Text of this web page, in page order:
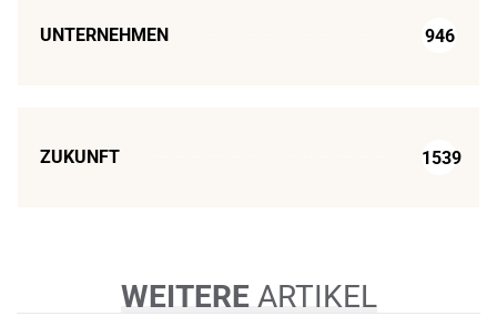
UNTERNEHMEN 946
ZUKUNFT 1539
WEITEREARTIKEL